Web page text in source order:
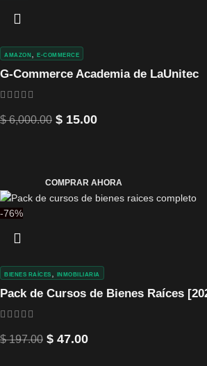
G-Commerce Academia de LaUnitec
AMAZON E-COMMERCE
$6,000.00 $ 15.00
COMPRAR AHORA
-76%
Pack de Cursos de Bienes Raíces
BIENES RAÍCES INMOBILIARIA
$197.00 $ 47.00